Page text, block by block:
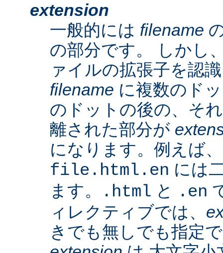
extension
一般的には filename
の部分です。 しかし
ァイルの拡張子を認
filename に複数のド
のドットの後の、そ
離された部分が
になります。例えば、
file.html.en には
ます。
.html と .en
ィレクティブでは、
きでも無しでも指定